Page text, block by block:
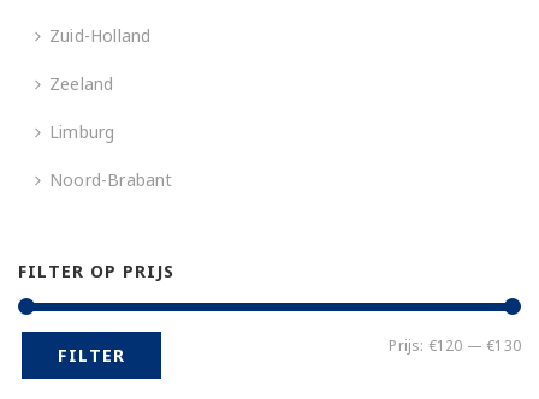
Zuid-Holland
Zeeland
Limburg
Noord-Brabant
FILTER OP PRIJS
FILTER Prijs: €120 —€130